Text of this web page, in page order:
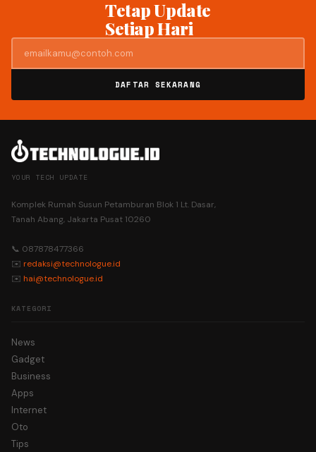
Tetap Update
Setiap Hari
DAFTAR SEKARANG
YOUR TECH UPDATE
Komplek Rumah Susun Petamburan Blok 1 Lt. Dasar,
Tanah Abang, Jakarta Pusat 10260
📞 087878477366
✉️ redaksi@technologue.id
✉️ hai@technologue.id
KATEGORI
News
Gadget
Business
Apps
Internet
Oto
Tips